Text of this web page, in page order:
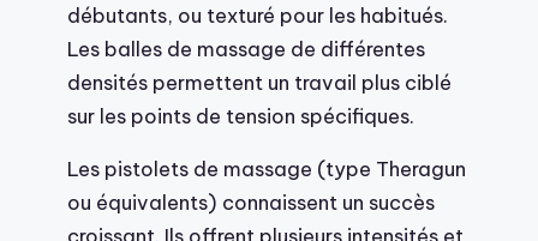
débutants, ou texturé pour les habitués.
Les balles de massage de différentes
densités permettent un travail plus ciblé
sur les points de tension spécifiques.
Les pistolets de massage (type Theragun
ou équivalents) connaissent un succès
croissant. Ils offrent plusieurs intensités et